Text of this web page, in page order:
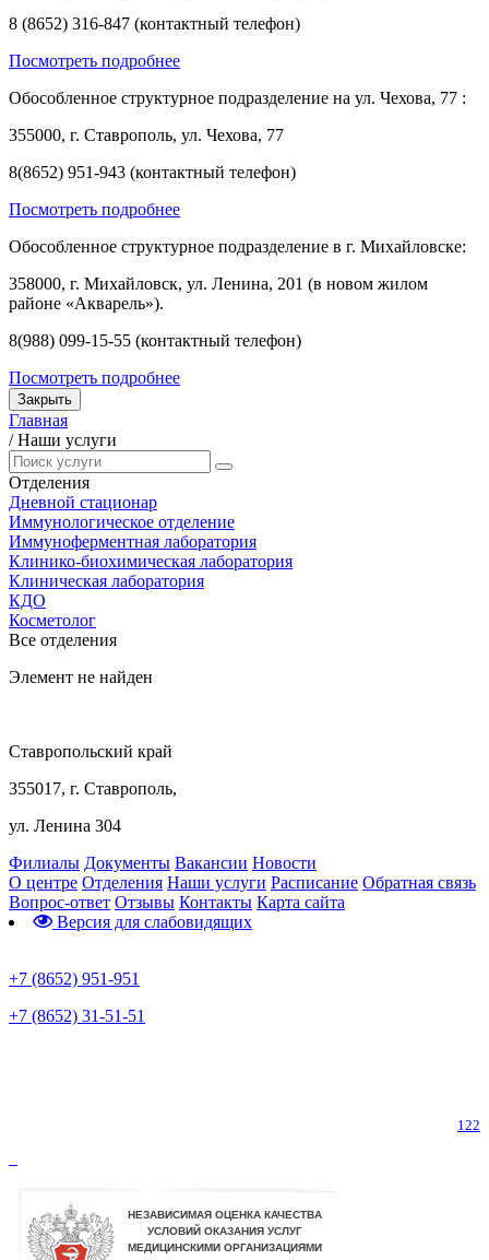
8 (8652) 316-847 (контактный телефон)
Посмотреть подробнее
Обособленное структурное подразделение на ул. Чехова, 77 :
355000, г. Ставрополь, ул. Чехова, 77
8(8652) 951-943 (контактный телефон)
Посмотреть подробнее
Обособленное структурное подразделение в г. Михайловске:
358000, г. Михайловск, ул. Ленина, 201 (в новом жилом
районе «Акварель»).
8(988) 099-15-55 (контактный телефон)
Посмотреть подробнее
Закрыть
Главная
/ Наши услуги
Отделения
Дневной стационар
Иммунологическое отделение
Иммуноферментная лаборатория
Клинико-биохимическая лаборатория
Клиническая лаборатория
КДО
Косметолог
Все отделения
Элемент не найден
Ставропольский край
355017, г. Ставрополь,
ул. Ленина 304
Филиалы Документы Вакансии Новости
О центре Отделения Наши услуги Расписание Обратная связь
Вопрос-ответ Отзывы Контакты Карта сайта
Версия для слабовидящих
+7 (8652) 951-951
+7 (8652) 31-51-51
122